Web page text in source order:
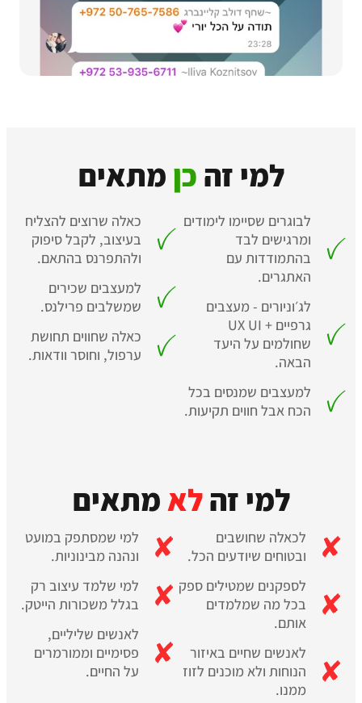
למי זה כן מתאים
לבוגרים שסיימו לימודים
ומרגישים לבד
בהתמודדות עם
האתגרים.
לג׳וניורים - מעצבים
גרפיים + UX UI
שחולמים על היעד
הבאה.
למעצבים שמנסים בכל
הכח אבל חווים תקיעות.
כאלה שרוצים להצליח
בעיצוב, לקבל סיפוק
ולהתפרנס בהתאם.
למעצבים שכירים
שמשלבים פרילנס.
כאלה שחווים תחושת
ערפול, וחוסר וודאות.
למי זהלאמתאים
לכאלה שחושבים
ובטוחים שיודעים הכל.
לספקנים שמטילים ספק
בכל מה שמלמדים
אותם.
לאנשים שחיים באיזור
הנוחות ולא מוכנים לזוז
ממנו.
למי שמסתפק במועט
ונהנה מבינוניות.
למי שלמד עיצוב רק
בגלל משכורות הייטק.
לאנשים שליליים,
פסימיים וממורמרים
על החיים.